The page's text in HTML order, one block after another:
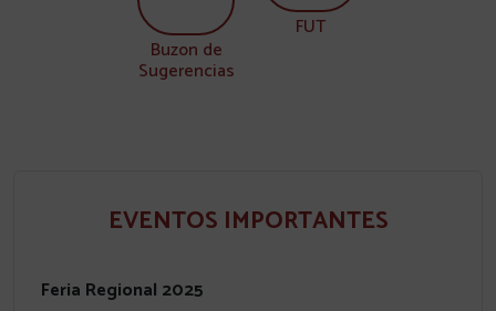
Buzon de
Sugerencias
FUT
EVENTOS IMPORTANTES
Feria Regional 2025